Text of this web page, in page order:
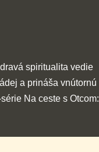
spiritualita vedie
a prináša vnútornú
Na ceste s Otcom: